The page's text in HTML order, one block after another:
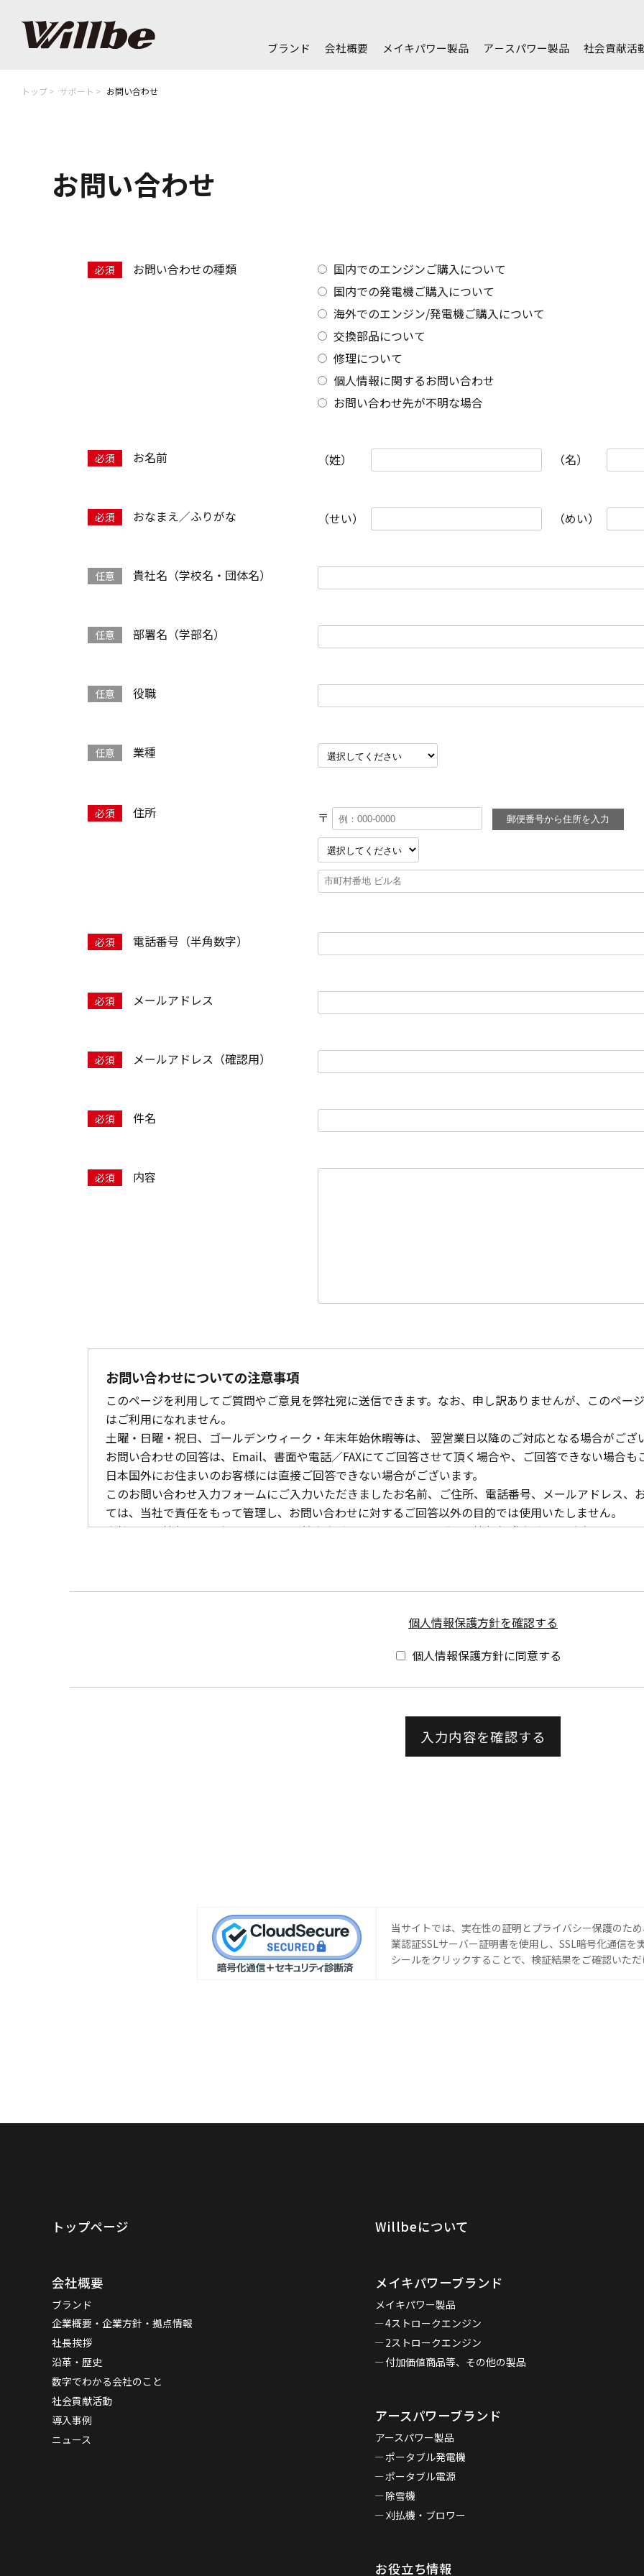
ブランド 会社概要 メイキパワー製品 ア－スパワー製品 社会貢献活
トップ サポート お問い合わせ
お問い合わせ
お問い合わせの種類
国内でのエンジンご購入について
国内での発電機ご購入について
海外でのエンジン/発電機ご購入について
交換部品について
修理について
個人情報に関するお問い合わせ
お問い合わせ先が不明な場合
お名前 （姓） （名）
おなまえ／ふりがな （せい） （めい）
貴社名（学校名・団体名）
部署名（学部名）
役職
業種
住所 〒 郵便番号から住所を入力
電話番号（半角数字）
メールアドレス
メールアドレス（確認用）
件名
内容
お問い合わせについての注意事項
このページを利用してご質問やご意見を弊社宛に送信できます。なお、申し訳ありませんが、このペー
はご利用になれません。
土曜・日曜・祝日、ゴールデンウィーク・年末年始休暇等は、 翌営業日以降のご対応となる場合がござ
お問い合わせの回答は、Email、書面や電話／FAXにてご回答させて頂く場合や、ご回答できない場合も
日本国外にお住まいのお客様には直接ご回答できない場合がございます。
このお問い合わせ入力フォームにご入力いただきましたお名前、ご住所、電話番号、メールアドレス、
ては、当社で責任をもって管理し、お問い合わせに対するご回答以外の目的では使用いたしません。
当社の個人情報の取り扱いについての基本方針につきましては、「個人情報保護方針」をご覧ください
確認ください。
個人情報保護方針を確認する
個人情報保護方針に同意する
当サイトでは、実在性の証明とプライバシー保護のた
業認証SSLサーバー証明書を使用し、SSL暗号化通信を
シールをクリックすることで、検証結果をご確認いただ
トップページ
会社概要
ブランド
企業概要・企業方針・拠点情報
社長挨拶
沿革・歴史
数字でわかる会社のこと
社会貢献活動
導入事例
ニュース
Willbeについて
メイキパワーブランド
メイキパワー製品
4ストロークエンジン
2ストロークエンジン
付加価値商品等、その他の製品
アースパワーブランド
アースパワー製品
ポータブル発電機
ポータブル電源
除雪機
刈払機・ブロワー
お役立ち情報